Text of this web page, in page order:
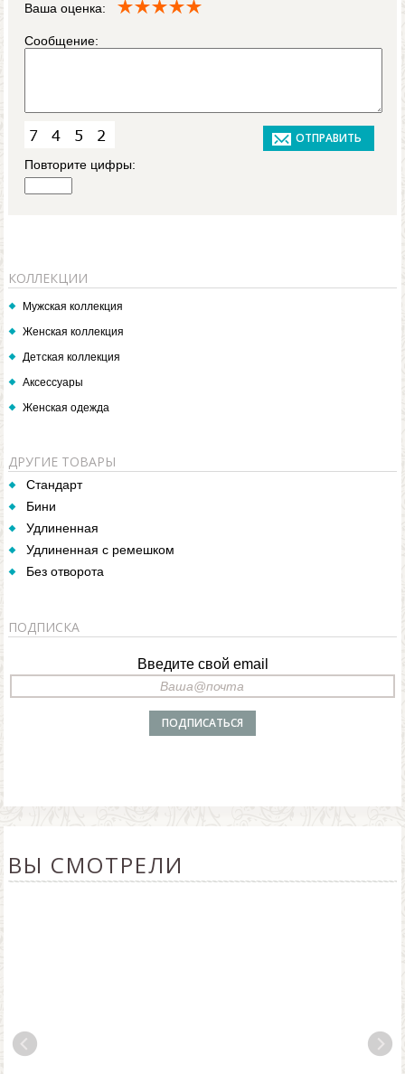
Ваша оценка:
Сообщение:
Повторите цифры:
КОЛЛЕКЦИИ
Мужская коллекция
Женская коллекция
Детская коллекция
Аксессуары
Женская одежда
ДРУГИЕ ТОВАРЫ
Стандарт
Бини
Удлиненная
Удлиненная с ремешком
Без отворота
ПОДПИСКА
Введите свой email
ВЫ СМОТРЕЛИ